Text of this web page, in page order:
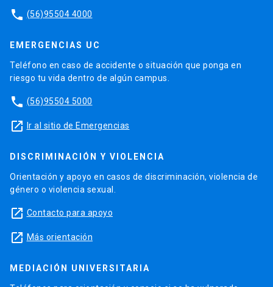
phone (56)95504 4000
EMERGENCIAS UC
Teléfono en caso de accidente o situación que ponga en
riesgo tu vida dentro de algún campus.
phone (56)95504 5000
launch Ir al sitio de Emergencias
DISCRIMINACIÓN Y VIOLENCIA
Orientación y apoyo en casos de discriminación, violencia de
género o violencia sexual.
launch Contacto para apoyo
launch Más orientación
MEDIACIÓN UNIVERSITARIA